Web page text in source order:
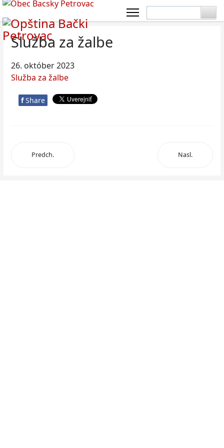
Služba za žalbe
26. október 2023
Služba za žalbe
f Share
Predch. Nasl.